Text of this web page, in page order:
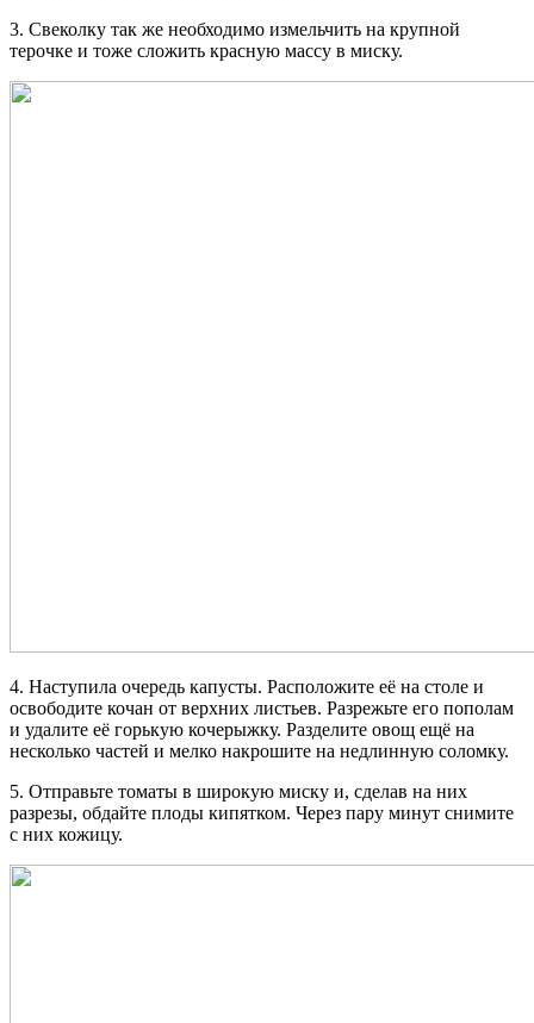
3. Свеколку так же необходимо измельчить на крупной
терочке и тоже сложить красную массу в миску.
4. Наступила очередь капусты. Расположите её на столе и
освободите кочан от верхних листьев. Разрежьте его пополам
и удалите её горькую кочерыжку. Разделите овощ ещё на
несколько частей и мелко накрошите на недлинную соломку.
5. Отправьте томаты в широкую миску и, сделав на них
разрезы, обдайте плоды кипятком. Через пару минут снимите
с них кожицу.